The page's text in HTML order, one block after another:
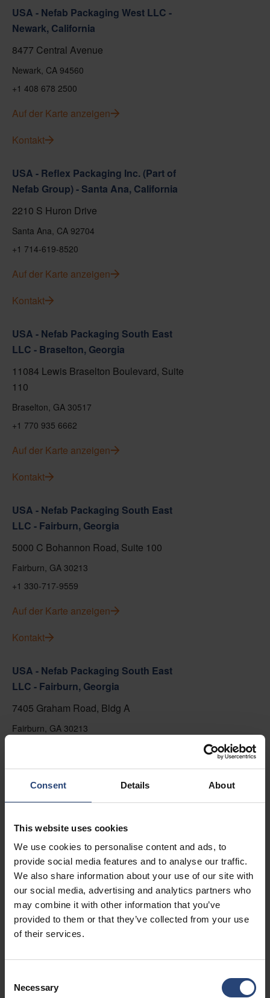
Consent Details About
This website uses cookies
We use cookies to personalise content and ads, to
provide social media features and to analyse our traffic.
We also share information about your use of our site with
our social media, advertising and analytics partners who
may combine it with other information that you’ve
provided to them or that they’ve collected from your use
of their services.
Selection
Necessary
USA - Nefab Packaging West LLC -
Newark, California
8477 Central Avenue
Newark, CA 94560
+1 408 678 2500
Auf der Karte anzeigen
Kontakt
USA - Reflex Packaging Inc. (Part of
Nefab Group) - Santa Ana, California
2210 S Huron Drive
Santa Ana, CA 92704
+1 714-619-8520
Auf der Karte anzeigen
Kontakt
USA - Nefab Packaging South East
LLC - Braselton, Georgia
11084 Lewis Braselton Boulevard, Suite
110
Braselton, GA 30517
+1 770 935 6662
Auf der Karte anzeigen
Kontakt
USA - Nefab Packaging South East
LLC - Fairburn, Georgia
5000 C Bohannon Road, Suite 100
Fairburn, GA 30213
+1 330-717-9559
Auf der Karte anzeigen
Kontakt
USA - Nefab Packaging South East
LLC - Fairburn, Georgia
7405 Graham Road, Bldg A
Fairburn, GA 30213
Auf der Karte anzeigen
USA - Nefab Packaging North LLC -
Illinois
1539 Hunter Rd
Hanover Park, IL 60133
+1 630-451-5345 x50103
Auf der Karte anzeigen
Kontakt
USA - Nefab Packaging North LLC -